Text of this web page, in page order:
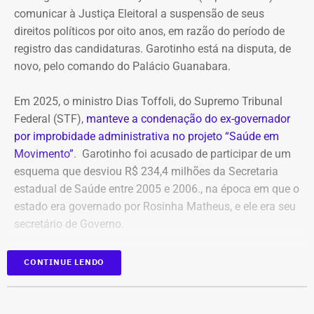
aumento das despesas gerais e administrativas da
companhia, que passaram de R$ 587,2 milhões para R$
1,03 bilhão.
consensual de reequilíbrio econômico-financeiro
relacionado ao contrato da Estação de Tratamento de
Esgotos (ETE) de Alegria, celebrado com um consórcio de
empresas, além de outros acordos ligados a processos
judiciais.
Diferentemente de uma provisão para perdas futuras
incertas, os acordos representam obrigações já
valores e condições de pagamento formalmente
definidos.
comunicar à Justiça Eleitoral a suspensão de seus
direitos políticos por oito anos, em razão do período de
registro das candidaturas. Garotinho está na disputa, de
novo, pelo comando do Palácio Guanabara.
Em 2025, o ministro Dias Toffoli, do Supremo Tribunal
Federal (STF), manteve a condenação do ex-governador
por improbidade administrativa no projeto “Saúde em
Movimento”. Garotinho foi acusado de participar de um
esquema que desviou R$ 234,4 milhões da Secretaria
estadual de Saúde entre 2005 e 2006., na época em que o
estado era governado por Rosinha Matheus, e ele era seu
secretário de Governo.
Com isso, a sentença tornou-se definitiva.
CONTINUE LENDO